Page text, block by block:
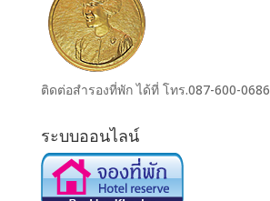
ติดต่อสำรองที่พัก ได้ที่ โทร.087-600-0686
ระบบออนไลน์